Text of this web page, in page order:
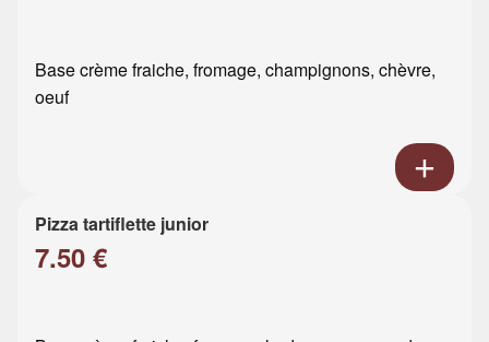
Base crème fraiche, fromage, champignons, chèvre,
oeuf
Pizza tartiflette junior
7.50 €